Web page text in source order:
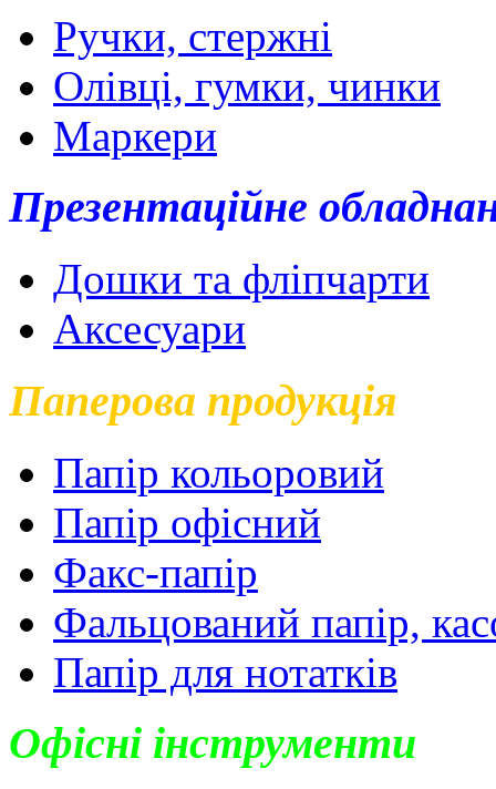
Ручки, стержні
Олівці, гумки, чинки
Маркери
Презентаційне
Дошки та фліпчарти
Аксесуари
Паперова продукція
Папір кольоровий
Папір офісний
Факс-папір
Фальцований папір,
Папір для нотатків
Офісні інструменти